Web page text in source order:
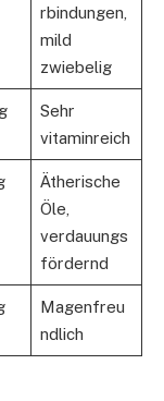
rbindungen,
mild
zwiebelig
Sehr
vitaminreich
Ätherische
Öle,
verdauungs
fördernd
Magenfreu
ndlich